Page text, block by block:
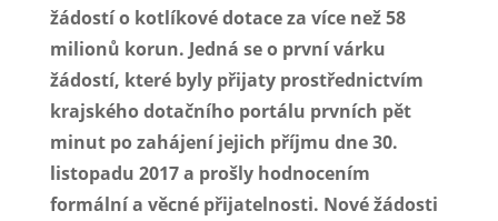
žádostí o kotlíkové dotace za více než 58
milionů korun. Jedná se o první várku
žádostí, které byly přijaty prostřednictvím
krajského dotačního portálu prvních pět
minut po zahájení jejich příjmu dne 30.
listopadu 2017 a prošly hodnocením
formální a věcné přijatelnosti. Nové žádosti